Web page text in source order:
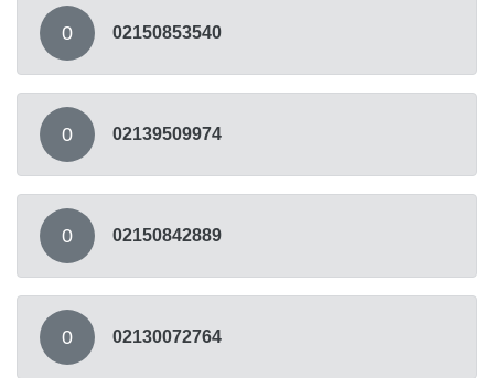
0 02150853540
0 02139509974
0 02150842889
0 02130072764